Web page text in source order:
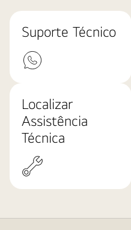
Suporte Técnico
Localizar
Assistência
Técnica